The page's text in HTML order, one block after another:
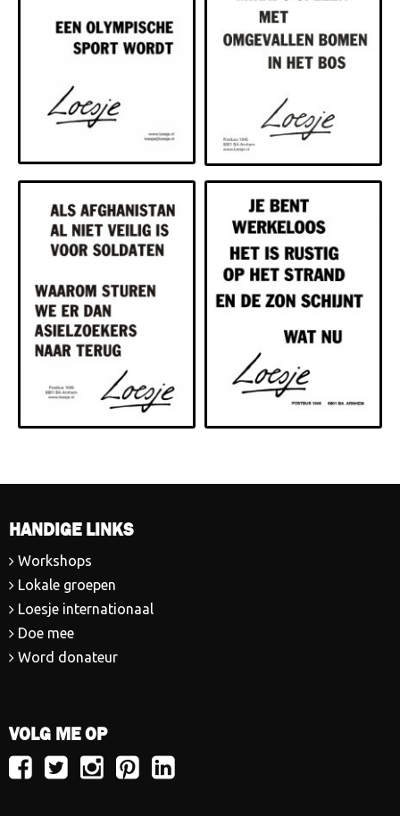
HANDIGE LINKS
Workshops
Lokale groepen
Loesje internationaal
Doe mee
Word donateur
VOLG ME OP
VolgVolgVolgVolgVolg